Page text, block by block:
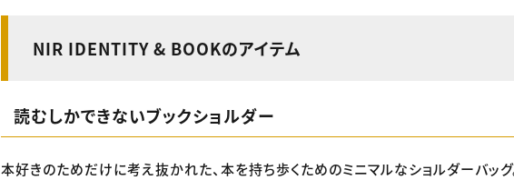
NIR IDENTITY & BOOKのアイテム
読むしかできないブックショルダー
本好きのためだけに考え抜かれた、本を持ち歩くためのミニマルなショルダーバッ